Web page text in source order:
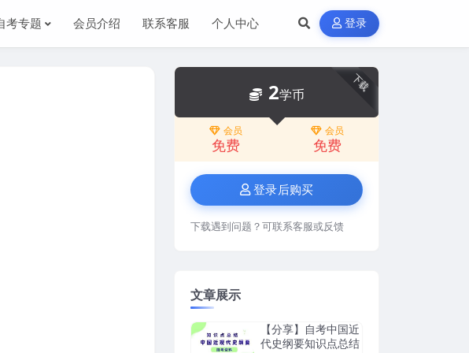
考专题 会员介绍 联系客服 个人中心 登录
下载
2学币
会员
免费
会员
免费
登录后购买
下载遇到问题？可联系客服或反馈
文章展示
【分享】自考中国近
代史纲要知识点总结